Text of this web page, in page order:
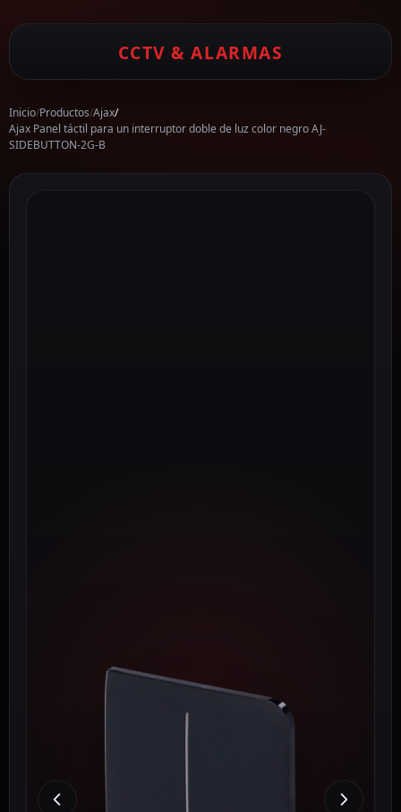
CCTV & ALARMAS
Inicio/Productos/Ajax/
Ajax Panel táctil para un interruptor doble de luz color negro AJ-
SIDEBUTTON-2G-B